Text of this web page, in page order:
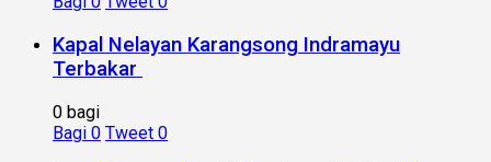
Kapal Nelayan Karangsong Indramayu
Terbakar
0 bagi
Bagi 0 Tweet 0